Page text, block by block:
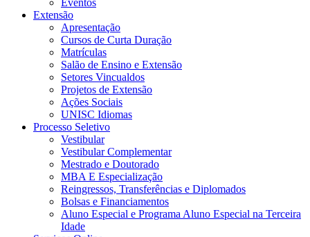
Extensão
Apresentação
Cursos de Curta Duração
Matrículas
Salão de Ensino e Extensão
Setores Vincualdos
Projetos de Extensão
Ações Sociais
UNISC Idiomas
Processo Seletivo
Vestibular
Vestibular Complementar
Mestrado e Doutorado
MBA E Especialização
Reingressos, Transferências e Diplomados
Bolsas e Financiamentos
Aluno Especial e Programa Aluno Especial na Terceira
Idade